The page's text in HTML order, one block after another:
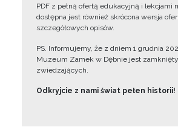
PDF z pełną ofertą edukacyjną i lekcjami
dostępna jest również skrócona wersja
szczegółowych opisów.
PS. Informujemy, że z dniem 1 grudnia
Muzeum Zamek w Dębnie jest
zwiedzających.
Odkryjcie z nami świat pełen historii!